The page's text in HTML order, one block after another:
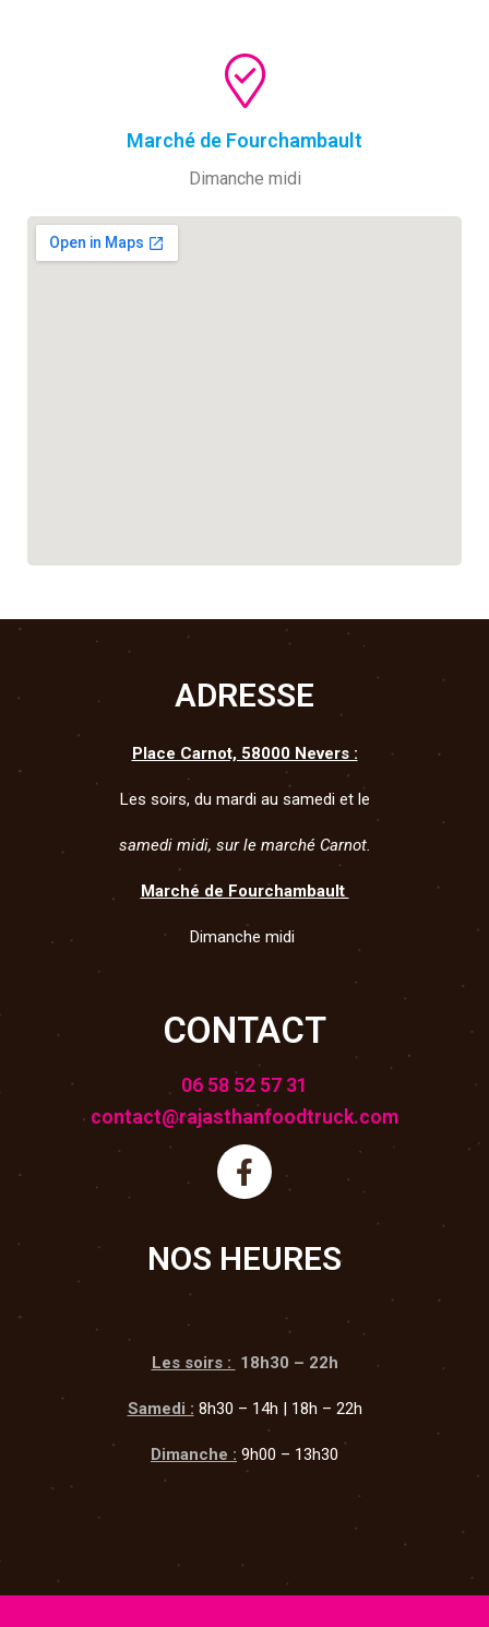
Marché de Fourchambault
Dimanche midi
ADRESSE
Place Carnot, 58000 Nevers :
Les soirs, du mardi au samedi et le
samedi midi, sur le marché Carnot.
Marché de Fourchambault
Dimanche midi
CONTACT
06 58 52 57 31
contact@rajasthanfoodtruck.com
NOS HEURES
Les soirs : 18h30 – 22h
Samedi : 8h30 – 14h | 18h – 22h
Dimanche : 9h00 – 13h30